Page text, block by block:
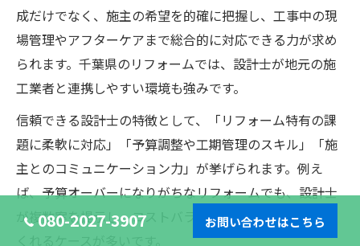
成だけでなく、施主の希望を的確に把握し、工事中の現
場管理やアフターケアまで総合的に対応できる力が求め
られます。千葉県のリフォームでは、設計士が地元の施
工業者と連携しやすい環境も強みです。
信頼できる設計士の特徴として、「リフォーム特有の課
題に柔軟に対応」「予算調整や工期管理のスキル」「施
主とのコミュニケーション力」が挙げられます。例え
ば、予算オーバーになりがちなリフォームでも、設計士
が複数案を提示し、コストバランスを考えた提案をして
080-2027-3907 お問い合わせはこちら